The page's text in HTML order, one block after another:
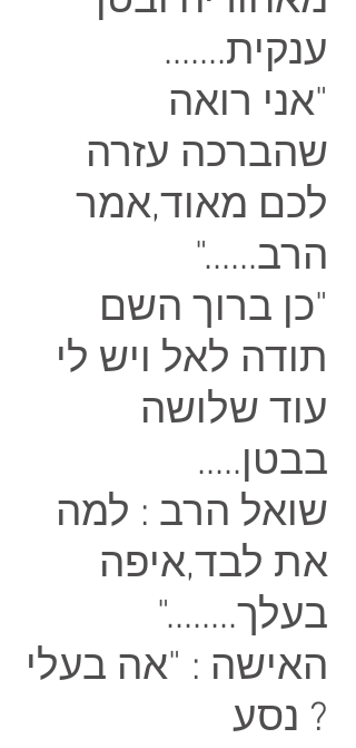
ענקית.......
"אני רואה
שהברכה עזרה
לכם מאוד,אמר
הרב......"
"כן ברוך השם
תודה לאל ויש לי
עוד שלושה
בבטן.....
שואל הרב : למה
את לבד,איפה
בעלך........"
האישה : "אה בעלי
? נסע